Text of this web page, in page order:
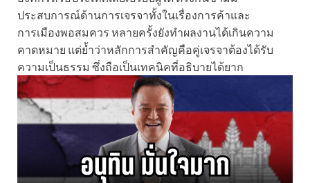
ประสบการณ์ด้านการเจรจาทั้งในเรื่องการค้าและ
การเมืองพอสมควร หลายครั้งยังทำผลงานได้เกินความ
คาดหมาย แต่ย้ำว่าหลักการสำคัญคือคู่เจรจาต้องได้รับ
ความเป็นธรรม ซึ่งถือเป็นเทคนิคที่อธิบายได้ยาก